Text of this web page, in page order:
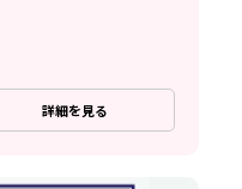
詳細を見る